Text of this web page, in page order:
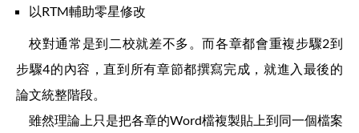
以RTM輔助零星修改
校對通常是到二校就差不多。而各章都會重複步驟2到
步驟4的內容，直到所有章節都撰寫完成，就進入最後的
論文統整階段。
雖然理論上只是把各章的Word檔複製貼上到同一個檔案